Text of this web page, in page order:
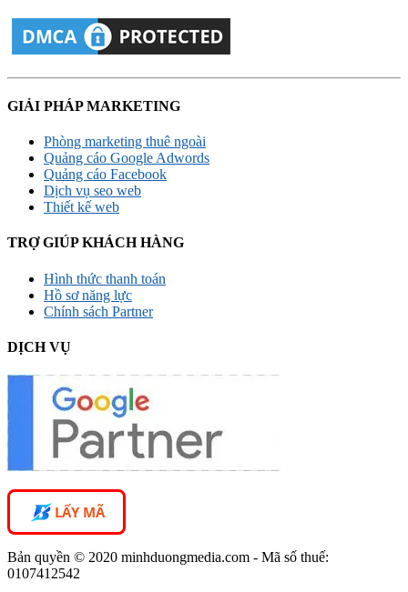
GIẢI PHÁP MARKETING
Phòng marketing thuê ngoài
Quảng cáo Google Adwords
Quảng cáo Facebook
Dịch vụ seo web
Thiết kế web
TRỢ GIÚP KHÁCH HÀNG
Hình thức thanh toán
Hồ sơ năng lực
Chính sách Partner
DỊCH VỤ
LẤY MÃ
Bản quyền © 2020 minhduongmedia.com - Mã số thuế:
0107412542